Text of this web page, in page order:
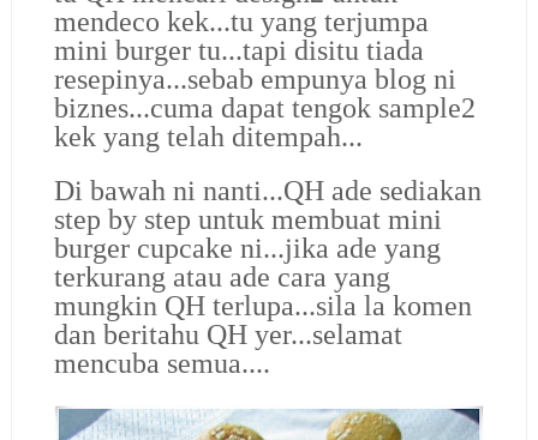
mendeco kek...tu yang terjumpa
mini burger tu...tapi disitu tiada
resepinya...sebab empunya blog ni
biznes...cuma dapat tengok sample2
kek yang telah ditempah...
Di bawah ni nanti...QH ade sediakan
step by step untuk membuat mini
burger cupcake ni...jika ade yang
terkurang atau ade cara yang
mungkin QH terlupa...sila la komen
dan beritahu QH yer...selamat
mencuba semua....